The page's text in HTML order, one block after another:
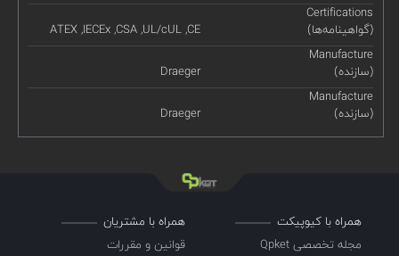
Certifications
(گواهینامه‌ها)
ATEX ,IECEx ,CSA ,UL/cUL ,CE
Manufacture
(سازنده)
Draeger
Manufacture
(سازنده)
Draeger
همراه با کیوپیکت
مجله تخصصی Qpket
همراه با مشتریان
قوانین و مقررات